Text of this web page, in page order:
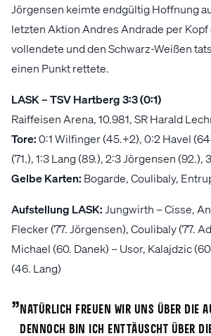
Jörgensen keimte endgültig Hoffnung
letzten Aktion Andres Andrade per
vollendete und den Schwarz-Weißen
einen Punkt rettete.
LASK – TSV Hartberg 3:3 (0:1)
Raiffeisen Arena, 10.981, SR Harald
Tore:0:1 Wilfinger (45.+2), 0:2 Havel
(71.), 1:3 Lang (89.), 2:3 Jörgensen (92.),
Gelbe Karten: Bogarde, Coulibaly,
Aufstellung LASK: Jungwirth – Cisse,
Flecker (77. Jörgensen), Coulibaly (77.
Michael (60. Danek) – Usor, Kalajdzic
(46. Lang)
„
Natürlich freuen wir uns über die
dennoch bin ich enttäuscht über